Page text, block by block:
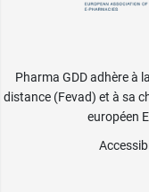
Pharma GDD adhère à
distance (Fevad) et à sa
européen